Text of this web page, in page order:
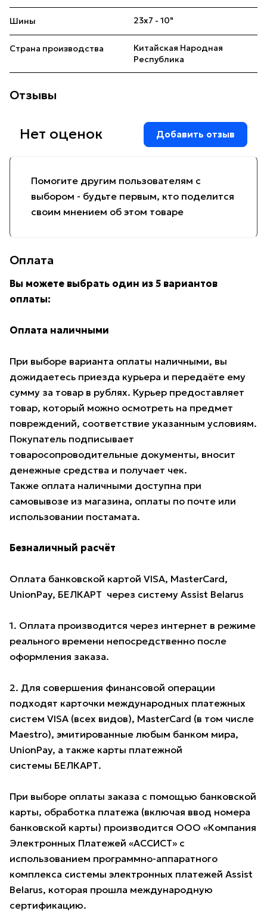
Шины 23х7 - 10"
Страна производства
Китайская Народная
Республика
Отзывы
Помогите другим пользователям с
выбором - будьте первым, кто поделится
своим мнением об этом товаре
Нет оценок Добавить отзыв
Оплата
Вы можете выбрать один из 5 вариантов
оплаты:
Оплата наличными
При выборе варианта оплаты наличными, вы
дожидаетесь приезда курьера и передаёте ему
сумму за товар в рублях. Курьер предоставляет
товар, который можно осмотреть на предмет
повреждений, соответствие указанным условиям.
Покупатель подписывает
товаросопроводительные документы, вносит
денежные средства и получает чек.
Также оплата наличными доступна при
самовывозе из магазина, оплаты по почте или
использовании постамата.
Безналичный расчёт
Оплата банковской картой VISA, MasterCard,
UnionPay, БЕЛКАРТ через систему Assist Belarus
1. Оплата производится через интернет в режиме
реального времени непосредственно после
оформления заказа.
2. Для совершения финансовой операции
подходят карточки международных платежных
систем VISA (всех видов), MasterCard (в том числе
Maestro), эмитированные любым банком мира,
UnionPay, а также карты платежной
системы БЕЛКАРТ.
При выборе оплаты заказа с помощью банковской
карты, обработка платежа (включая ввод номера
банковской карты) производится ООО «Компания
Электронных Платежей «АССИСТ» с
использованием программно-аппаратного
комплекса системы электронных платежей Assist
Belarus, которая прошла международную
сертификацию.